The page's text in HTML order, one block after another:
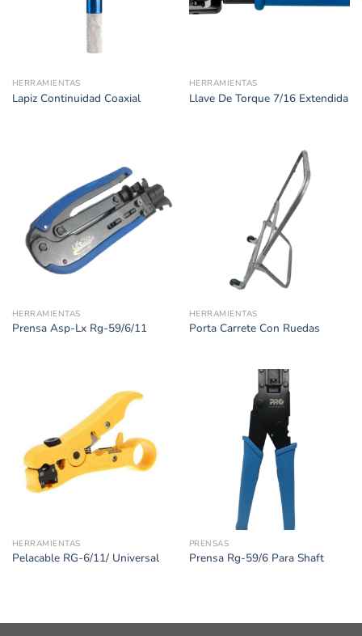
HERRAMIENTAS
Lapiz Continuidad Coaxial
HERRAMIENTAS
Llave De Torque 7/16 Extendida
HERRAMIENTAS
Prensa Asp-Lx Rg-59/6/11
HERRAMIENTAS
Porta Carrete Con Ruedas
HERRAMIENTAS
Pelacable RG-6/11/ Universal
PRENSAS
Prensa Rg-59/6 Para Shaft